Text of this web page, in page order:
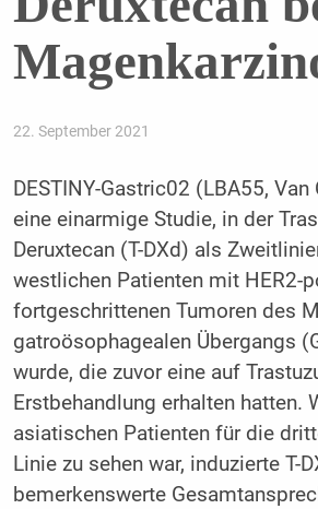
22. September 2021
DESTINY-Gastric02 (LBA55,
eine einarmige Studie, in der
Deruxtecan (T-DXd) als
westlichen Patienten mit HER2-
fortgeschrittenen Tumoren des
gatroösophagealen Übergangs
wurde, die zuvor eine auf
Erstbehandlung erhalten hatten.
asiatischen Patienten für die
Linie zu sehen war, induzierte T-
bemerkenswerte